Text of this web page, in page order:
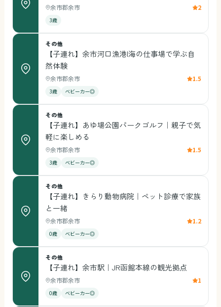
余市郡余市 2
3歳
その他
【子連れ】余市河口漁港|海の仕事場で学ぶ自
然体験
余市郡余市 1.5
3歳 ベビーカー◎
その他
【子連れ】あゆ場公園パークゴルフ｜親子で気
軽に楽しめる
余市郡余市 1.5
3歳 ベビーカー◎
その他
【子連れ】きらり動物病院｜ペット診療で家族
と一緒
余市郡余市 1.2
0歳 ベビーカー◎
その他
【子連れ】余市駅｜JR函館本線の観光拠点
余市郡余市 1
0歳 ベビーカー◎